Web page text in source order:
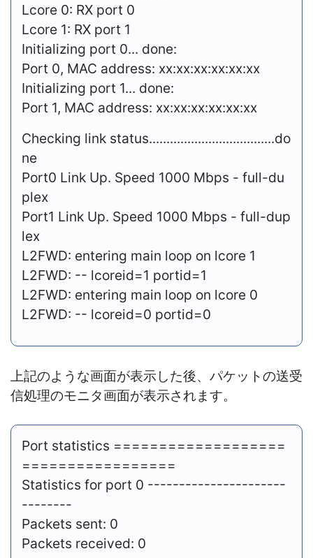
Lcore 0: RX port 0
Lcore 1: RX port 1
Initializing port 0... done:
Port 0, MAC address: xx:xx:xx:xx:xx:xx
Initializing port 1... done:
Port 1, MAC address: xx:xx:xx:xx:xx:xx
Checking link status....................................do
ne
Port0 Link Up. Speed 1000 Mbps - full-du
plex
Port1 Link Up. Speed 1000 Mbps - full-dup
lex
L2FWD: entering main loop on lcore 1
L2FWD: -- lcoreid=1 portid=1
L2FWD: entering main loop on lcore 0
L2FWD: -- lcoreid=0 portid=0
上記のような画面が表示した後、パケットの送受
信処理のモニタ画面が表示されます。
Port statistics ===================
=================
Statistics for port 0 ----------------------
--------
Packets sent: 0
Packets received: 0